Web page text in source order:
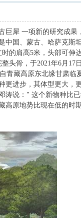
犀 一项新的研究成果
中国、蒙古、哈萨克斯
的肩高5米，头部可伸
头骨，于2021年6月17
青藏高原东北缘甘肃
进步，其体型更大，
涛说：" 这个新物种比
高原地势比现在低的时